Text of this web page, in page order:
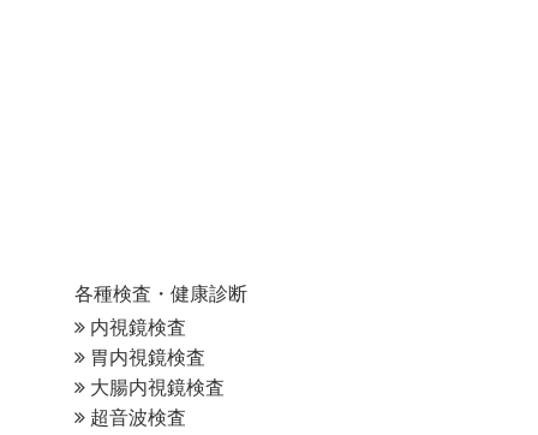
各種検査・健康診断
内視鏡検査
胃内視鏡検査
大腸内視鏡検査
超音波検査